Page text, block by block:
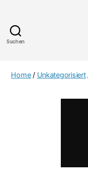
Suchen
Home/ Unkategorisiert